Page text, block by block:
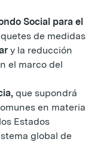
Social para el
de medidas
y la reducción
el marco del
que supondrá
en materia
Estados
global de